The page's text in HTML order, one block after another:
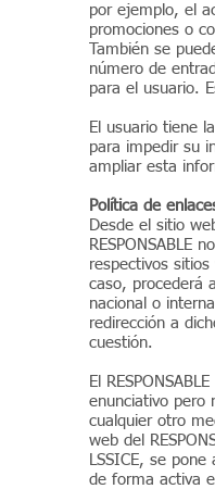
por ejemplo, el
promociones o
También se
número de
para el usuario.
El usuario tiene
para impedir su
ampliar esta
Política de
Desde el sitio
RESPONSABLE
respectivos
caso, procederá
nacional o
redirección a
cuestión.
El
enunciativo pero
cualquier otro
web del
LSSICE, se
de forma activa